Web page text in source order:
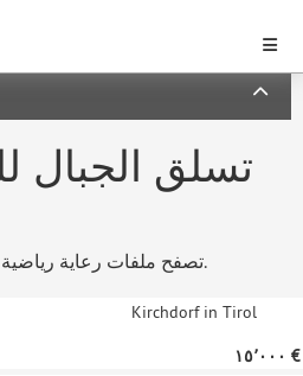
تسلق الجبال
تصفح ملفات رعاية رياضية جذابة ل تسلق الجبال للتزلج.
Kirchdorf in Tirol
‏١٥٬٠٠٠ €